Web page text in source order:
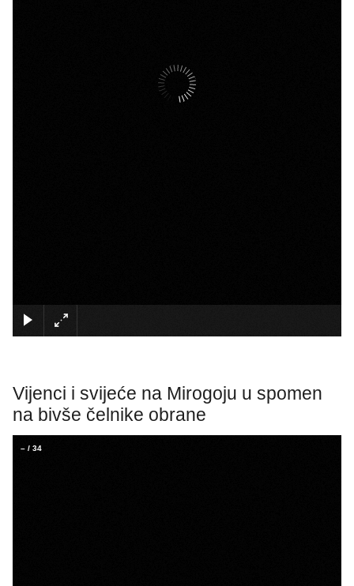
Vijenci i svijeće na Mirogoju u spomen
na bivše čelnike obrane
– / 34